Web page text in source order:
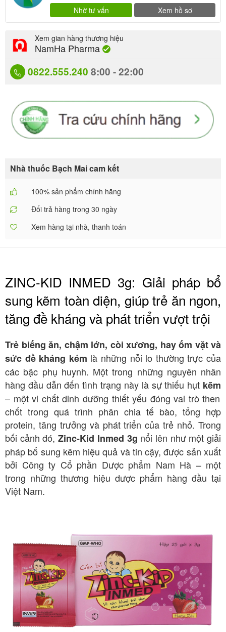
Nhờ tư vấn Xem hồ sơ
0822.555.240 8:00 - 22:00
Xem gian hàng thương hiệu
NamHa Pharma
Nhà thuốc Bạch Mai cam kết
100% sản phẩm chính hãng
Đổi trả hàng trong 30 ngày
Xem hàng tại nhà, thanh toán
ZINC-KID INMED 3g: Giải pháp bổ
sung kẽm toàn diện, giúp trẻ ăn ngon,
tăng đề kháng và phát triển vượt trội
Trẻ biếng ăn, chậm lớn, còi xương, hay ốm vặt và
sức đề kháng kém là những nỗi lo thường trực của
các bậc phụ huynh. Một trong những nguyên nhân
hàng đầu dẫn đến tình trạng này là sự thiếu hụt kẽm
– một vi chất dinh dưỡng thiết yếu đóng vai trò then
chốt trong quá trình phân chia tế bào, tổng hợp
protein, tăng trưởng và phát triển của trẻ nhỏ. Trong
bối cảnh đó,Zinc-Kid Inmed 3g nổi lên như một giải
pháp bổ sung kẽm hiệu quả và tin cậy, được sản xuất
bởi Công ty Cổ phần Dược phẩm Nam Hà – một
trong những thương hiệu dược phẩm hàng đầu tại
Việt Nam.